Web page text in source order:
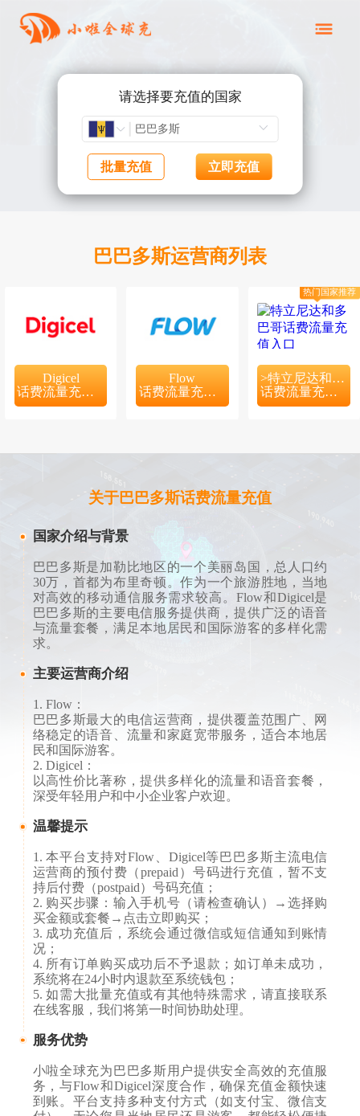
请选择要充值的国家
批量充值 立即充值
巴巴多斯运营商列表
Digicel
话费流量充值入口
Flow
话费流量充值入口
热门国家推荐
>特立尼达和多巴哥
话费流量充值入口
关于巴巴多斯话费流量充值
国家介绍与背景
巴巴多斯是加勒比地区的一个美丽岛国，总人口约
30万，首都为布里奇顿。作为一个旅游胜地，当地
对高效的移动通信服务需求较高。Flow和Digicel是
巴巴多斯的主要电信服务提供商，提供广泛的语音
与流量套餐，满足本地居民和国际游客的多样化需
求。
主要运营商介绍
1. Flow：
巴巴多斯最大的电信运营商，提供覆盖范围广、网
络稳定的语音、流量和家庭宽带服务，适合本地居
民和国际游客。
2. Digicel：
以高性价比著称，提供多样化的流量和语音套餐，
深受年轻用户和中小企业客户欢迎。
温馨提示
1. 本平台支持对Flow、Digicel等巴巴多斯主流电信
运营商的预付费（prepaid）号码进行充值，暂不支
持后付费（postpaid）号码充值；
2. 购买步骤：输入手机号（请检查确认）→选择购
买金额或套餐→点击立即购买；
3. 成功充值后，系统会通过微信或短信通知到账情
况；
4. 所有订单购买成功后不予退款；如订单未成功，
系统将在24小时内退款至系统钱包；
5. 如需大批量充值或有其他特殊需求，请直接联系
在线客服，我们将第一时间协助处理。
服务优势
小啦全球充为巴巴多斯用户提供安全高效的充值服
务，与Flow和Digicel深度合作，确保充值金额快速
到账。平台支持多种支付方式（如支付宝、微信支